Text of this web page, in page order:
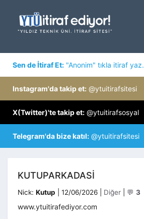
Sen de İtiraf Et: "Anonim" tıkla itiraf yaz.
Instagram'da takip et: @ytuitirafsitesi
X(Twitter)'te takip et: @ytuitirafsosyal
Telegram'da bize katıl: @ytuitirafsitesi
KUTUPARKADASI
Nick: Kutup 12/06/2026 Kategoriler
Diğer 💬 3
www.ytuitirafediyor.com